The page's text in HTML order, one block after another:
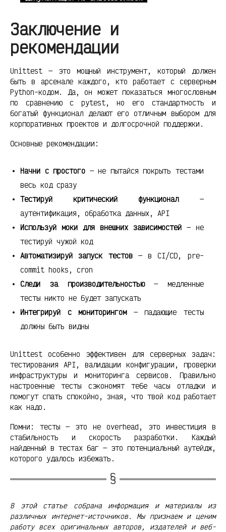
Заключение и
рекомендации
Unittest — это мощный инструмент, который должен
быть в арсенале каждого, кто работает с серверным
Python-кодом. Да, он может показаться многословным
по сравнению с pytest, но его стандартность и
богатый функционал делают его отличным выбором для
корпоративных проектов и долгосрочной поддержки.
Основные рекомендации:
Начни с простого — не пытайся покрыть тестами
весь код сразу
Тестируй критический функционал—
аутентификация, обработка данных, API
Используй моки для внешних зависимостей— не
тестируй чужой код
Автоматизируй запуск тестов— в CI/CD, pre-
commit hooks, cron
Следи за производительностью— медленные
тесты никто не будет запускать
Интегрируй с мониторингом— падающие тесты
должны быть видны
Unittest особенно эффективен для серверных задач:
тестирования API, валидации конфигурации, проверки
инфраструктуры и мониторинга сервисов. Правильно
настроенные тесты сэкономят тебе часы отладки и
помогут спать спокойно, зная, что твой код работает
как надо.
Помни: тесты — это не overhead, это инвестиция в
стабильность и скорость разработки. Каждый
найденный в тестах баг — это потенциальный аутейдж,
которого удалось избежать.
В этой статье собрана информация и материалы из
различных интернет-источников. Мы признаем и ценим
работу всех оригинальных авторов, издателей и веб-